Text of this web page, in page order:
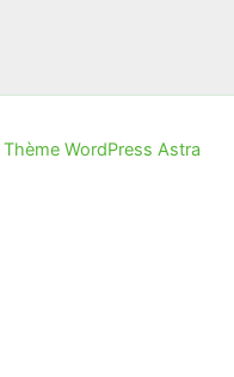
Thème WordPress Astra